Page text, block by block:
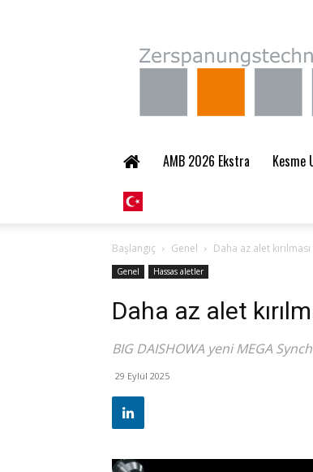
AMB 2026 Ekstra Kesme
Başlangıç Genel Daha az alet
Genel Hassas aletler
Daha az alet
BIG DAISHOWA yeni MEGA
29 Eylül 2025